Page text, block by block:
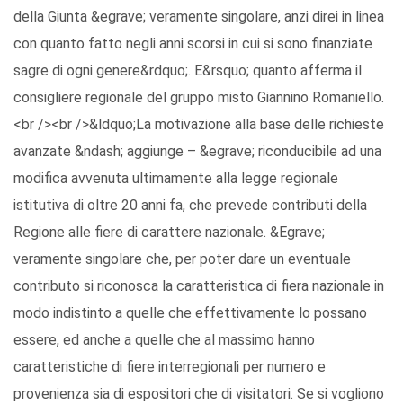
della Giunta &egrave; veramente singolare, anzi direi in linea
con quanto fatto negli anni scorsi in cui si sono finanziate
sagre di ogni genere&rdquo;. E&rsquo; quanto afferma il
consigliere regionale del gruppo misto Giannino Romaniello.
<br /><br />&ldquo;La motivazione alla base delle richieste
avanzate &ndash; aggiunge – &egrave; riconducibile ad una
modifica avvenuta ultimamente alla legge regionale
istitutiva di oltre 20 anni fa, che prevede contributi della
Regione alle fiere di carattere nazionale. &Egrave;
veramente singolare che, per poter dare un eventuale
contributo si riconosca la caratteristica di fiera nazionale in
modo indistinto a quelle che effettivamente lo possano
essere, ed anche a quelle che al massimo hanno
caratteristiche di fiere interregionali per numero e
provenienza sia di espositori che di visitatori. Se si vogliono